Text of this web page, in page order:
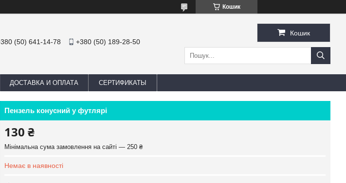
Кошик
(50) 641-14-78 +380 (50) 189-28-50
Кошик
ДОСТАВКА И ОПЛАТА СЕРТИФИКАТЫ
Пензель конусний у футлярі
130 ₴
Мінімальна сума замовлення на сайті — 250 ₴
Немає в наявності